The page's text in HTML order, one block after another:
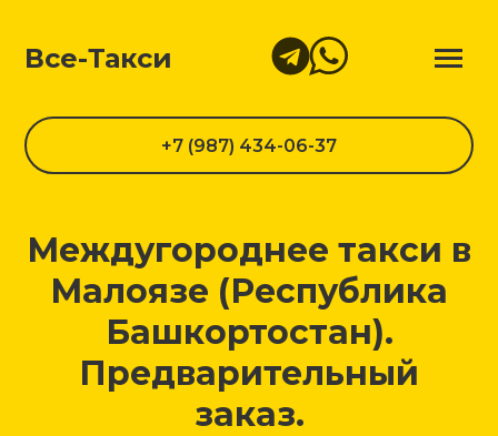
Все-Такси
+7 (987) 434-06-37
Междугороднее такси в
Малоязе (Республика
Башкортостан).
Предварительный
заказ.